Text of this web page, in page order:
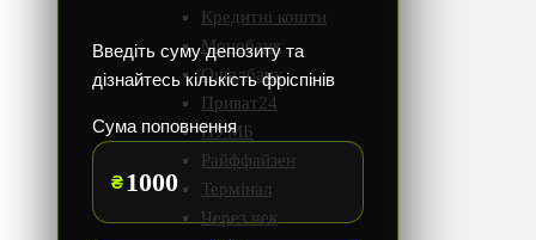
Кредитні кошти
Монобанк
Ощадбанк
Приват24
ПУМБ
Райффайзен
Термінал
Через чек
Введіть суму депозиту та
дізнайтесь кількість фріспінів
Сума поповнення
₴